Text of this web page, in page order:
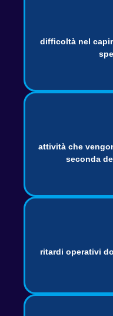
difficoltà nel
attività che
seconda
ritardi operativi
Salve! Sono